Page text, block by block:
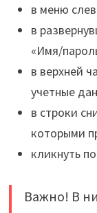
в меню
в
«Имя/
в верхней
учетные
в строки
которыми
кликнуть
Важно! В